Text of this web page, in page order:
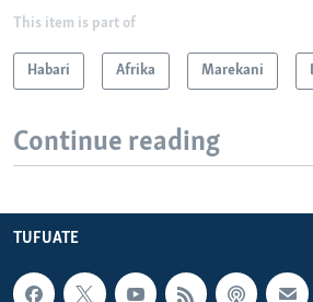
This item is part of
Habari Afrika Marekani
Continue reading
TUFUATE